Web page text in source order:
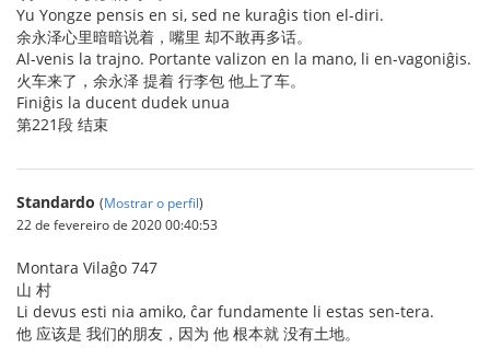
Yu Yongze pensis en si, sed ne kuraĝis tion el-diri.
余永泽心里暗暗说着，嘴里 却不敢再多话。
Al-venis la trajno. Portante valizon en la mano, li en-vagoniĝis.
火车来了，余永泽 提着 行李包 他上了车。
Finiĝis la ducent dudek unua
第221段 结束
Standardo (Mostrar o perfil)
22 de fevereiro de 2020 00:40:53
Montara Vilaĝo 747
山 村
Li devus esti nia amiko, ĉar fundamente li estas sen-tera.
他 应该是 我们的朋友，因为 他 根本就 没有土地。